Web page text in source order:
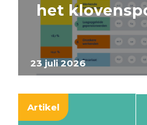
23 juli 2026
het
Artikel